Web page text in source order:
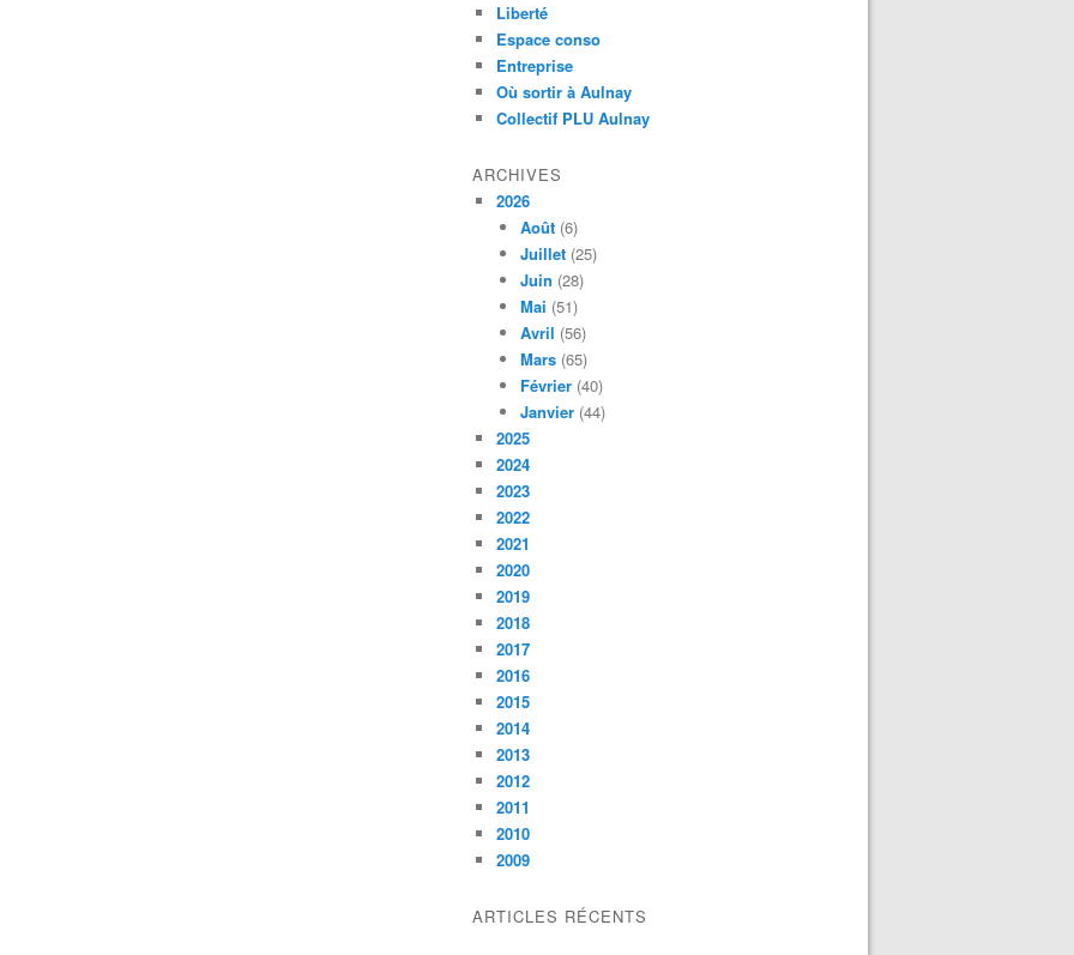
Liberté
Espace conso
Entreprise
Où sortir à Aulnay
Collectif PLU Aulnay
ARCHIVES
2026
Août (6)
Juillet (25)
Juin (28)
Mai (51)
Avril (56)
Mars (65)
Février (40)
Janvier (44)
2025
2024
2023
2022
2021
2020
2019
2018
2017
2016
2015
2014
2013
2012
2011
2010
2009
ARTICLES RÉCENTS